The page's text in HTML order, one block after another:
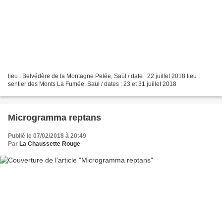
lieu : Belvédère de la Montagne Pelée, Saül / date : 22 juillet 2018 lieu :
sentier des Monts La Fumée, Saül / dates : 23 et 31 juillet 2018
Microgramma reptans
Publié le 07/02/2018 à 20:49
Par La Chaussette Rouge